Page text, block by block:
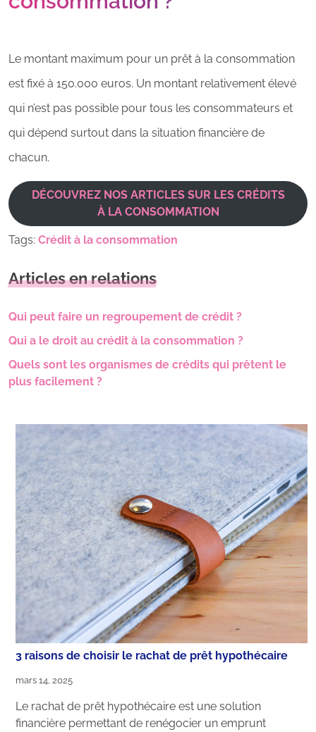
Le montant maximum pour un prêt à la consommation
est fixé à 150.000 euros. Un montant relativement élevé
qui n’est pas possible pour tous les consommateurs et
qui dépend surtout dans la situation financière de
chacun.
DÉCOUVREZ NOS ARTICLES SUR LES CRÉDITS
À LA CONSOMMATION
Tags: Crédit à la consommation
Articles en relations
Qui peut faire un regroupement de crédit ?
Qui a le droit au crédit à la consommation ?
Quels sont les organismes de crédits qui prêtent le
plus facilement ?
3 raisons de choisir le rachat de prêt hypothécaire
mars 14, 2025
Le rachat de prêt hypothécaire est une solution
financière permettant de renégocier un emprunt